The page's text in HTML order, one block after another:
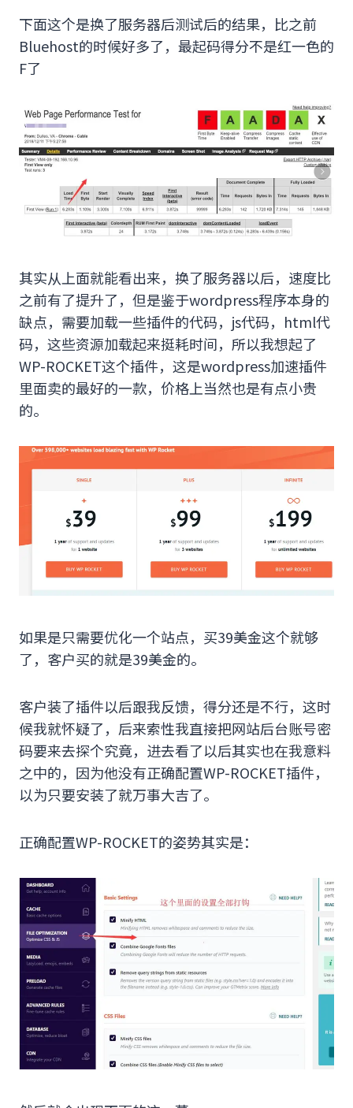
下面这个是换了服务器后测试后的结果，比之前
Bluehost的时候好多了，最起码得分不是红一色的
F了
其实从上面就能看出来，换了服务器以后，速度比
之前有了提升了，但是鉴于wordpress程序本身的
缺点，需要加载一些插件的代码，js代码，html代
码，这些资源加载起来挺耗时间，所以我想起了
WP-ROCKET这个插件，这是wordpress加速插件
里面卖的最好的一款，价格上当然也是有点小贵
的。
如果是只需要优化一个站点，买39美金这个就够
了，客户买的就是39美金的。
客户装了插件以后跟我反馈，得分还是不行，这时
候我就怀疑了，后来索性我直接把网站后台账号密
码要来去探个究竟，进去看了以后其实也在我意料
之中的，因为他没有正确配置WP-ROCKET插件，
以为只要安装了就万事大吉了。
正确配置WP-ROCKET的姿势其实是：